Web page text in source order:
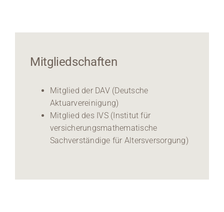
Mitgliedschaften
Mitglied der DAV (Deutsche
Aktuarvereinigung)
Mitglied des IVS (Institut für
versicherungsmathematische
Sachverständige für Altersversorgung)